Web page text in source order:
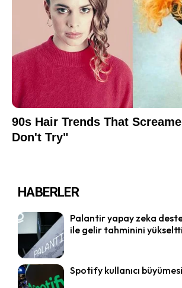
HABERLER
Palantir yapay zeka
ile gelir tahminini yükseltti
Spotify kullanıcı